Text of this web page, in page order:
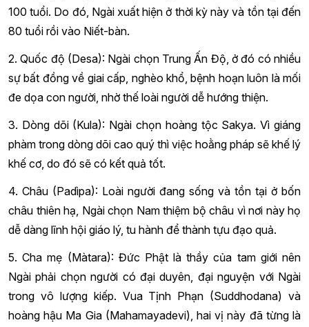
100 tuổi. Do đó, Ngài xuất hiện ở thời kỳ này và tồn tại đến
80 tuổi rồi vào Niết-bàn.
2. Quốc độ (Desa): Ngài chọn Trung Ấn Độ, ở đó có nhiều
sự bất đồng về giai cấp, nghèo khổ, bệnh hoạn luôn là mối
đe dọa con người, nhờ thế loài người dễ hướng thiện.
3. Dòng dõi (Kula): Ngài chọn hoàng tộc Sakya. Vì giáng
phàm trong dòng dõi cao quý thì việc hoằng pháp sẽ khế lý
khế cơ, do đó sẽ có kết quả tốt.
4. Châu (Padìpa): Loài người đang sống và tồn tại ở bốn
châu thiên hạ, Ngài chọn Nam thiệm bộ châu vì nơi này họ
dễ dàng lĩnh hội giáo lý, tu hành để thành tựu đạo quả.
5. Cha mẹ (Màtara): Đức Phật là thầy của tam giới nên
Ngài phải chọn người có đại duyên, đại nguyện với Ngài
trong vô lượng kiếp. Vua Tịnh Phạn (Suddhodana) và
hoàng hậu Ma Gia (Mahamayadevi), hai vị này đã từng là